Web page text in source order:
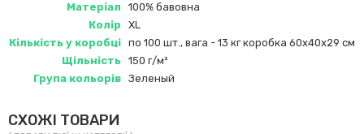
Матеріал
100% бавовна
Колір
XL
Кількість у коробці по 100 шт., вага - 13 кг коробка 60х40х29 см
Щільність 150 г/м²
Група кольорів Зеленый
СХОЖІ ТОВАРИ